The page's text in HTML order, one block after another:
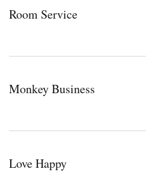
Room Service
Monkey Business
Love Happy